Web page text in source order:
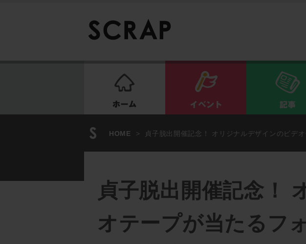
HOME > 貞子脱出開催記念！ オリジナルデザインのビデ
貞子脱出開催記念！
オテープが当たるフ